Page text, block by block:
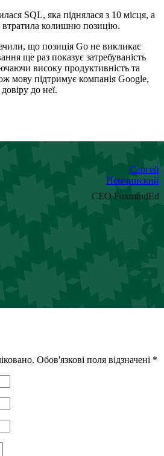
SQL, яка піднялася з 10 місця, а
колишню позицію.
що позиція Go не викликає
ще раз показує затребуваність
високу продуктивність та
мову підтримує компанія Google,
до неї.
Сергей
Немчинский
CEO FoxmindEd
Обов'язкові поля відзначені *